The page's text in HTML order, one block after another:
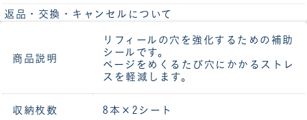
返品・交換・キャンセルについて
商品説明
リフィールの穴を強化するための補助
シールです。
ページをめくるたび穴にかかるストレ
スを軽減します。
収納枚数 8本×2シート